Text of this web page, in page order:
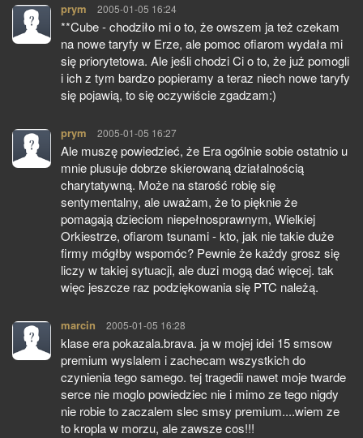
prym pisze:
2005-01-05 16:24
**Cube - chodziło mi o to, że owszem ja też czekam
na nowe taryfy w Erze, ale pomoc ofiarom wydała mi
się priorytetowa. Ale jeśli chodzi Ci o to, że już pomogli
i ich z tym bardzo popieramy a teraz niech nowe taryfy
się pojawią, to się oczywiście zgadzam:)
prym pisze:
2005-01-05 16:27
Ale muszę powiedzieć, że Era ogólnie sobie ostatnio u
mnie plusuje dobrze skierowaną działalnością
charytatywną. Może na starość robię się
sentymentalny, ale uważam, że to pięknie że
pomagają dzieciom niepełnosprawnym, Wielkiej
Orkiestrze, ofiarom tsunami - kto, jak nie takie duże
firmy mógłby wspomóc? Pewnie że każdy grosz się
liczy w takiej sytuacji, ale duzi mogą dać więcej. tak
więc jeszcze raz podziękowania się PTC należą.
marcin pisze:
2005-01-05 16:28
klase era pokazala.brava. ja w mojej idei 15 smsow
premium wyslalem i zachecam wszystkich do
czynienia tego samego. tej tragedii nawet moje twarde
serce nie moglo powiedziec nie i mimo ze tego nigdy
nie robie to zaczalem slec smsy premium....wiem ze
to kropla w morzu, ale zawsze cos!!!